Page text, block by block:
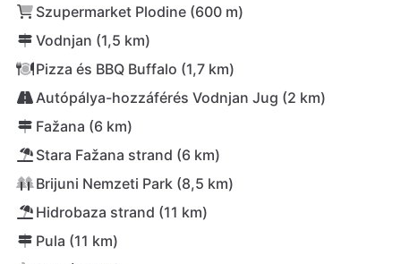
Szupermarket Plodine (600 m)
Vodnjan (1,5 km)
Pizza és BBQ Buffalo (1,7 km)
Autópálya-hozzáférés Vodnjan Jug (2 km)
Fažana (6 km)
Stara Fažana strand (6 km)
Brijuni Nemzeti Park (8,5 km)
Hidrobaza strand (11 km)
Pula (11 km)